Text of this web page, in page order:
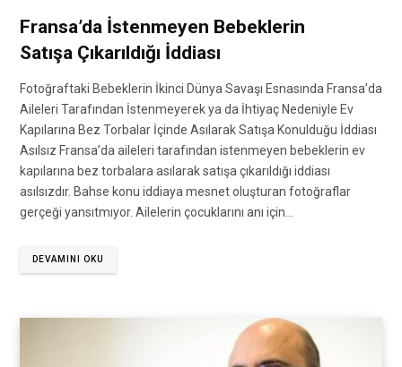
Fransa’da İstenmeyen Bebeklerin
Satışa Çıkarıldığı İddiası
Fotoğraftaki Bebeklerin İkinci Dünya Savaşı Esnasında Fransa’da
Aileleri Tarafından İstenmeyerek ya da İhtiyaç Nedeniyle Ev
Kapılarına Bez Torbalar İçinde Asılarak Satışa Konulduğu İddiası
Asılsız Fransa’da aileleri tarafından istenmeyen bebeklerin ev
kapılarına bez torbalara asılarak satışa çıkarıldığı iddiası
asılsızdır. Bahse konu iddiaya mesnet oluşturan fotoğraflar
gerçeği yansıtmıyor. Ailelerin çocuklarını anı için…
DEVAMINI OKU